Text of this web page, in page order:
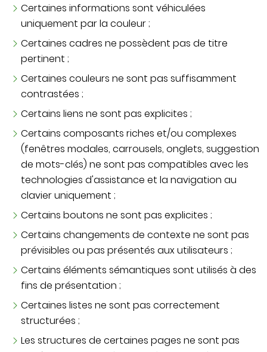
Certaines informations sont véhiculées
uniquement par la couleur ;
Certaines cadres ne possèdent pas de titre
pertinent ;
Certaines couleurs ne sont pas suffisamment
contrastées ;
Certains liens ne sont pas explicites ;
Certains composants riches et/ou complexes
(fenêtres modales, carrousels, onglets, suggestion
de mots-clés) ne sont pas compatibles avec les
technologies d'assistance et la navigation au
clavier uniquement ;
Certains boutons ne sont pas explicites ;
Certains changements de contexte ne sont pas
prévisibles ou pas présentés aux utilisateurs ;
Certains éléments sémantiques sont utilisés à des
fins de présentation ;
Certaines listes ne sont pas correctement
structurées ;
Les structures de certaines pages ne sont pas